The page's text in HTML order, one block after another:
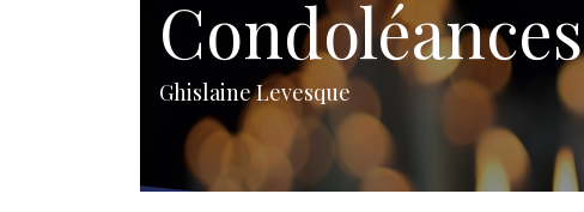
Condoléances
Ghislaine Levesque